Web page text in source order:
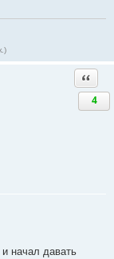
4
начал давать